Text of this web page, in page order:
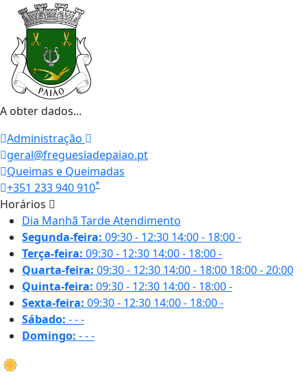
A obter dados...
Administração
geral@freguesiadepaiao.pt
Queimas e Queimadas
+351 233 940 910*
Horários
Dia Manhã TardeAtendimento
Segunda-feira: 09:30 - 12:30 14:00 - 18:00-
Terça-feira: 09:30 - 12:30 14:00 - 18:00-
Quarta-feira: 09:30 - 12:30 14:00 - 18:00 18:00 - 20:00
Quinta-feira: 09:30 - 12:30 14:00 - 18:00-
Sexta-feira: 09:30 - 12:30 14:00 - 18:00-
Sábado: ---
Domingo: ---